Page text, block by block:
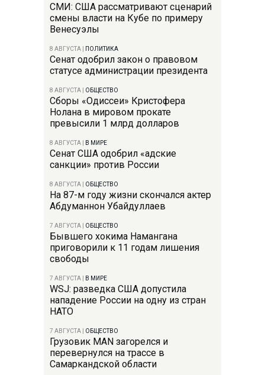
СМИ: США рассматривают сценарий
смены власти на Кубе по примеру
Венесуэлы
8 АВГУСТА ПОЛИТИКА
Сенат одобрил закон о правовом
статусе администрации президента
8 АВГУСТА ОБЩЕСТВО
Сборы «Одиссеи» Кристофера
Нолана в мировом прокате
превысили 1 млрд долларов
8 АВГУСТА В МИРЕ
Сенат США одобрил «адские
санкции» против России
8 АВГУСТА ОБЩЕСТВО
На 87-м году жизни скончался актер
Абдуманнон Убайдуллаев
7 АВГУСТА ОБЩЕСТВО
Бывшего хокима Намангана
приговорили к 11 годам лишения
свободы
7 АВГУСТА В МИРЕ
WSJ: разведка США допустила
нападение России на одну из стран
НАТО
7 АВГУСТА ОБЩЕСТВО
Грузовик MAN загорелся и
перевернулся на трассе в
Самаркандской области